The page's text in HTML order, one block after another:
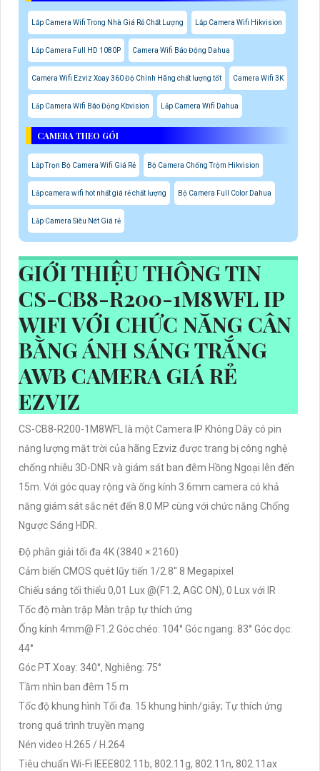
Lắp Camera Wifi Trong Nhà Giá Rẻ Chất Lượng Lắp Camera Wifi Hikvision
Lắp Camera Full HD 1080P Camera Wifi Báo Động Dahua
Camera Wifi Ezviz Xoay 360 Độ Chính Hãng chất lượng tốt Camera Wifi 3K
Lắp Camera Wifi Báo Động Kbvision Lắp Camera Wifi Dahua
CAMERA THEO GÓI
Lắp Trọn Bộ Camera Wifi Giá Rẻ Bộ Camera Chống Trộm Hikvision
Lắp camera wifi hot nhất giá rẻ chất lượng Bộ Camera Full Color Dahua
Lắp Camera Siêu Nét Giá rẻ
GIỚI THIỆU THÔNG TIN
CS-CB8-R200-1M8WFL IP
WIFI VỚI CHỨC NĂNG CÂN
BẰNG ÁNH SÁNG TRẮNG
AWB CAMERA GIÁ RẺ
EZVIZ
CS-CB8-R200-1M8WFL là một Camera IP Không Dây có pin
năng lượng mặt trời của hãng Ezviz được trang bị công nghệ
chống nhiễu 3D-DNR và giám sát ban đêm Hồng Ngoại lên đến
15m. Với góc quay rộng và ống kính 3.6mm camera có khả
năng giám sát sắc nét đến 8.0 MP cùng với chức năng Chống
Ngược Sáng HDR.
Độ phân giải tối đa 4K (3840 × 2160)
Cảm biến CMOS quét lũy tiến 1/2.8'' 8 Megapixel
Chiếu sáng tối thiểu 0,01 Lux @(F1.2, AGC ON), 0 Lux với IR
Tốc độ màn trập Màn trập tự thích ứng
Ống kính 4mm@ F1.2 Góc chéo: 104° Góc ngang: 83° Góc dọc:
44°
Góc PT Xoay: 340°, Nghiêng: 75°
Tầm nhìn ban đêm 15 m
Tốc độ khung hình Tối đa. 15 khung hình/giây; Tự thích ứng
trong quá trình truyền mạng
Nén video H.265 / H.264
Tiêu chuẩn Wi-Fi IEEE802.11b, 802.11g, 802.11n, 802.11ax